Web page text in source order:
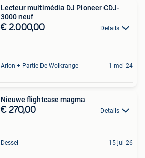
Lecteur multimédia DJ Pioneer CDJ-
3000 neuf
€ 2.000,00 Details
Arlon + Partie De Wolkrange 1 mei 24
Nieuwe flightcase magma
€ 270,00 Details
Dessel 15 jul 26